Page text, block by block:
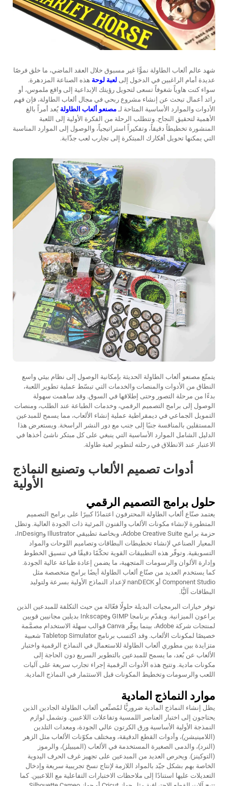
شهد عالم ألعاب الطاولة نموًّا غير مسبوق خلال العقد الماضي، ما خلق فرصًا
عديدة أمام الراغبين في الدخول إلى لعبة لوحة هذه الصناعة المزدهرة.
سواء كنت هاوياً شغوفاً تسعى لتحويل رؤيتك الإبداعية إلى واقع ملموس، أو
رائد أعمال تبحث عن إنشاء مشروع ربحي في مجال ألعاب الطاولة، فإن فهم
الأدوات والموارد الأساسية المتاحة لـ مصنعو ألعاب الطاولة يُعد أمراً بالغ
الأهمية لتحقيق النجاح. وتتطلب الرحلة من الفكرة الأولية إلى اللعبة
المنشورة تخطيطاً دقيقاً، وتفكيراً استراتيجياً، والوصول إلى الموارد المناسبة
التي يمكنها تحويل أفكارك المبتكرة إلى تجارب لعب جذّابة.
يتمتّع مصنعو ألعاب الطاولة الحديثة بإمكانية الوصول إلى نظام بيئي واسع
النطاق من الأدوات والمنصات والخدمات التي تبسّط عملية تطوير اللعبة،
بدءًا من مرحلة التصور وحتى إطلاقها في السوق. وقد ساهمت سهولة
الوصول إلى برامج التصميم الرقمي، وخدمات الطباعة عند الطلب، ومنصات
التمويل الجماعي في ديمقراطية عملية إنشاء الألعاب، مما يسمح للمبدعين
المستقلين بالمنافسة جنبًا إلى جنب مع دور النشر الراسخة. ويستعرض هذا
الدليل الشامل الموارد الأساسية التي ينبغي على كل مبتكر ناشئ أخذها في
الاعتبار عند الانطلاق في رحلته لتطوير لعبة طاولة.
أدوات تصميم الألعاب وتصنيع النماذج
الأولية
حلول برامج التصميم الرقمي
يعتمد صنّاع ألعاب الطاولة المحترفون اعتمادًا كبيرًا على برامج التصميم
المتطورة لإنشاء مكونات الألعاب والفنون المرئية ذات الجودة العالية. وتظل
حزمة برامج Adobe Creative Suite، وبخاصة تطبيقي Illustrator وInDesign،
المعيار الصناعي لإنشاء تخطيطات البطاقات وتصاميم اللوحات والمواد
التسويقية. وتوفّر هذه التطبيقات القوية تحكّمًا دقيقًا في تنسيق الخطوط
وإدارة الألوان والرسومات المتجهية، ما يضمن إعادة طباعة عالية الجودة.
كما يستخدم العديد من صنّاع ألعاب الطاولة أيضًا برامج متخصصة مثل
Component Studio أو nanDECK لإعداد النماذج الأولية بسرعة ولتوليد
البطاقات آليًّا.
توفر خيارات البرمجيات البديلة حلولًا فعّالة من حيث التكلفة للمبدعين الذين
يراعون الميزانية. ويقدّم برنامجا GIMP وInkscape بديلين مجانيين قويين
لمنتجات شركة Adobe، بينما يوفّر Canva قوالب سهلة الاستخدام مصمَّمة
خصيصًا لمكونات الألعاب. وقد اكتسب برنامج Tabletop Simulator شعبية
متزايدة بين مطوري ألعاب الطاولة للاستعمال في النماذج الرقمية واختبار
الألعاب عن بُعد، ما يسمح للمبدعين بالتطوير السريع دون الحاجة إلى
مكونات مادية. وتتيح هذه الأدوات الرقمية إجراء تجارب سريعة على آليات
اللعب والرسومات وتخطيط المكونات قبل الاستثمار في النماذج المادية.
موارد النماذج المادية
يظل إنشاء النماذج المادية ضروريًّا لمُصنِّعي ألعاب الطاولة الجادين الذين
يحتاجون إلى اختبار العناصر اللمسية وتفاعلات اللاعبين. وتشمل لوازم
النمذجة الأولية الأساسية ورق الكرتون عالي الجودة، ومعدات التلدين
(اللامينيشن)، وأدوات القطع الدقيقة، ومختلف مكوّنات الألعاب مثل الزهر
(النرد)، والدمى الصغيرة المستخدمة في الألعاب (الميبيلز)، والرموز
(التوكينز). ويحرص العديد من المبدعين على تجهيز غرف الحرف اليدوية
الخاصة بهم بشكل جيّد بالمواد اللازمة لإنتاج نسخ تجريبية سريعة وإدخال
التعديلات عليها استنادًا إلى ملاحظات الاختبارات التفاعلية مع اللاعبين. كما